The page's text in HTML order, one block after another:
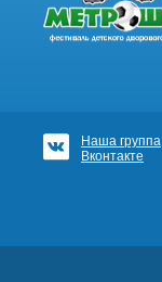
Наша группа
Вконтакте